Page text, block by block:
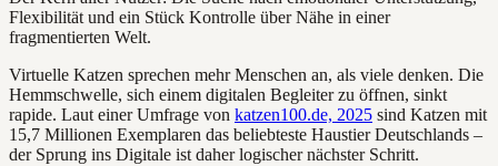
Flexibilität und ein Stück Kontrolle über Nähe in einer
fragmentierten Welt.
Virtuelle Katzen sprechen mehr Menschen an, als viele denken. Die
Hemmschwelle, sich einem digitalen Begleiter zu öffnen, sinkt
rapide. Laut einer Umfrage von katzen100.de, 2025 sind Katzen mit
15,7 Millionen Exemplaren das beliebteste Haustier Deutschlands –
der Sprung ins Digitale ist daher logischer nächster Schritt.